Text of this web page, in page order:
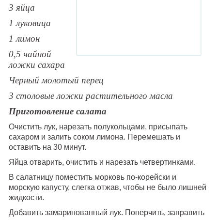
3 яйца
1 луковица
1 лимон
0,5 чайной
ложки сахара
Черный молотый перец
3 столовые ложки растительного масла
Приготовление салата
Очистить лук, нарезать полукольцами, присыпать
сахаром и залить соком лимона. Перемешать и
оставить на 30 минут.
Яйца отварить, очистить и нарезать четвертинками.
В салатницу поместить морковь по-корейски и
морскую капусту, слегка отжав, чтобы не было лишней
жидкости.
Добавить замаринованный лук. Поперчить, заправить